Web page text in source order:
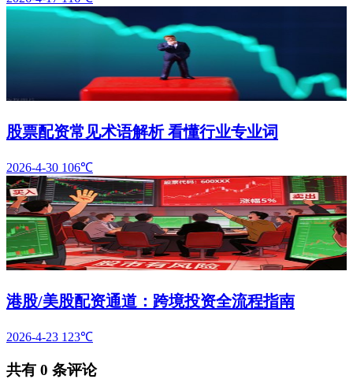
股票配资常见术语解析 看懂行业专业词
2026-4-30 106℃
港股/美股配资通道：跨境投资全流程指南
2026-4-23 123℃
共有 0 条评论